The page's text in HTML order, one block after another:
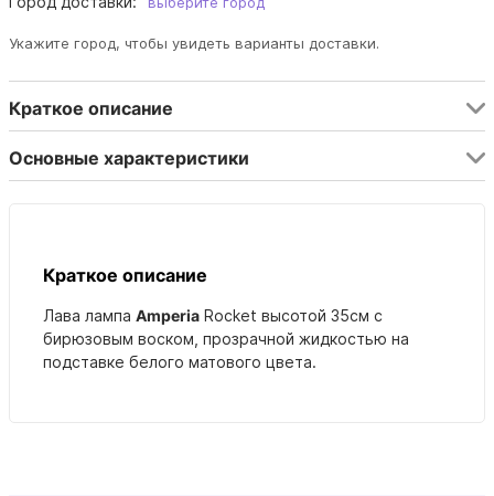
Укажите город, чтобы увидеть варианты доставки.
Краткое описание
Основные характеристики
Краткое описание
Лава лампа Amperia Rocket высотой 35см с
бирюзовым воском, прозрачной жидкостью на
подставке белого матового цвета.